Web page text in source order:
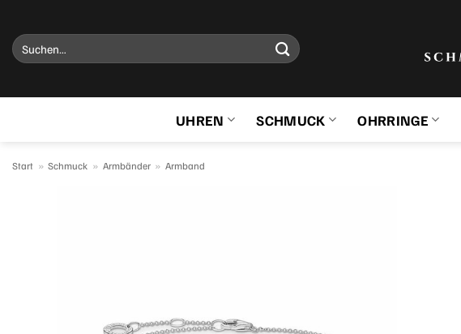
Inhalt
springen
Suchen
nach:
UHREN SCHMUCK OHRRINGE
Start » Schmuck » Armbänder » Armband